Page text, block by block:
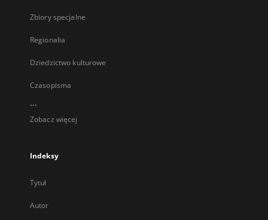
Zbiory specjalne
Regionalia
Dziedzictwo kulturowe
Czasopisma
...
Zobacz więcej
Indeksy
Tytuł
Autor